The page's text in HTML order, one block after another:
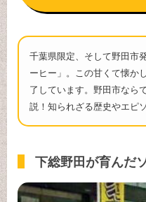
千葉県限定、そして野田市
ーヒー」。この甘くて懐か
了しています。野田市なら
説！知られざる歴史やエピ
下総野田が育んだ